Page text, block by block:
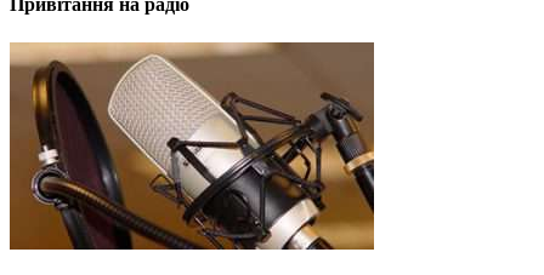
Привітання на радіо